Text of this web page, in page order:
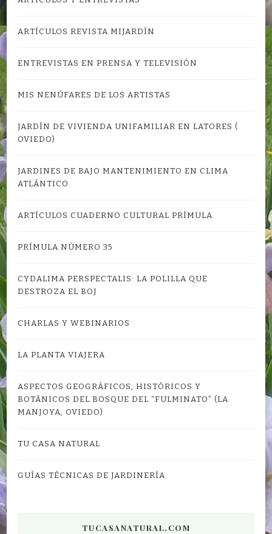
ARTÍCULOS REVISTA MIJARDÍN
ENTREVISTAS EN PRENSA Y TELEVISIÓN
MIS NENÚFARES DE LOS ARTISTAS
JARDÍN DE VIVIENDA UNIFAMILIAR EN LATORES (
OVIEDO)
JARDINES DE BAJO MANTENIMIENTO EN CLIMA
ATLÁNTICO
ARTÍCULOS CUADERNO CULTURAL PRÍMULA
PRÍMULA NÚMERO 35
CYDALIMA PERSPECTALIS: LA POLILLA QUE
DESTROZA EL BOJ
CHARLAS Y WEBINARIOS
LA PLANTA VIAJERA
ASPECTOS GEOGRÁFICOS, HISTÓRICOS Y
BOTÁNICOS DEL BOSQUE DEL “FULMINATO” (LA
MANJOYA, OVIEDO)
TU CASA NATURAL
GUÍAS TÉCNICAS DE JARDINERÍA
TUCASANATURAL.COM